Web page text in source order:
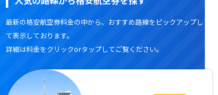
最新の格安航空券料金の中から、おすすめ路線をピックアップし
て表示しております。
詳細は料金をクリックorタップしてご覧ください。